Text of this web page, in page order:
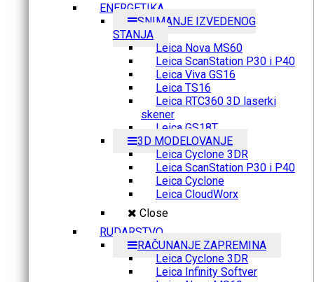
ENERGETIKA
SNIMANJE IZVEDENOG
STANJA
Leica Nova MS60
Leica ScanStation P30 i P40
Leica Viva GS16
Leica TS16
Leica RTC360 3D laserki
skener
Leica GS18T
3D MODELOVANJE
Leica Cyclone 3DR
Leica ScanStation P30 i P40
Leica Cyclone
Leica CloudWorx
Close
RUDARSTVO
RAČUNANJE ZAPREMINA
Leica Cyclone 3DR
Leica Infinity Softver